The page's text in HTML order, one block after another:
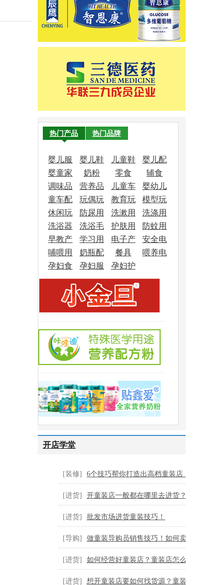
热门产品 热门品牌
婴儿服
饰
婴儿鞋
袜
儿童鞋
婴儿配
饰
婴童家
具
奶粉 零食
辅食
调味品
营养品 儿童车
婴幼儿
车
童车配
件
玩偶玩
具
教育玩
具
模型玩
具
休闲玩
具
防尿用
品
洗漱用
品
洗涤用
品
洗浴器
皿
洗浴毛
巾
护肤用
品
防蚊用
品
早教产
品
学习用
品
电子产
品
安全电
器
哺喂用
品
奶瓶配
件
餐具
喂养电
孕妇食
品
孕妇服
饰
孕妇护
理用品
开店学堂
[装修] 6个技巧帮你打造出高档童装店！
童...
[进货] 开童装店一般都在哪里去进货？童
装...
[进货] 批发市场进货童装技巧！
[导购] 做童装导购员销售技巧！如何卖好
童...
[进货] 如何经营好童装店？童装店怎么进
货...
[进货] 想开童装店要如何找货源？童装店